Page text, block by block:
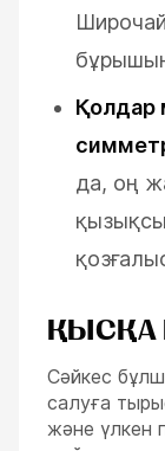
Қолдар
да, оң
ҚЫСҚА
Сәйкес
салуға
және үлкен